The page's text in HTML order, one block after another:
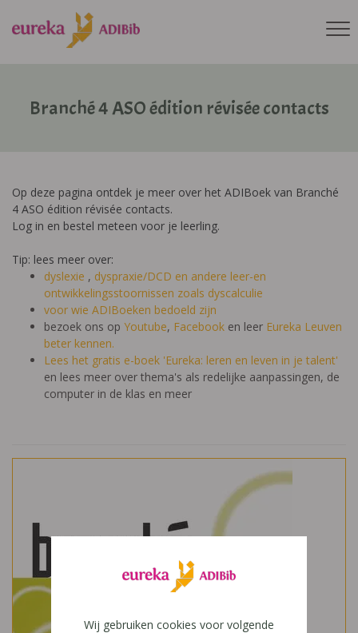
Branché 4 ASO édition révisée contacts
Op deze pagina ontdek je meer over het ADIBoek van Branché
4 ASO édition révisée contacts.
Log in en bestel meteen voor je leerling.
Tip: lees meer over:
dyslexie , dyspraxie/DCD en andere leer-en
ontwikkelingsstoornissen zoals dyscalculie
voor wie ADIBoeken bedoeld zijn
bezoek ons op Youtube, Facebook en leer Eureka Leuven
beter kennen.
Lees het gratis e-boek 'Eureka: leren en leven in je talent'
en lees meer over thema's als redelijke aanpassingen, de
computer in de klas en meer
Wij gebruiken cookies voor volgende